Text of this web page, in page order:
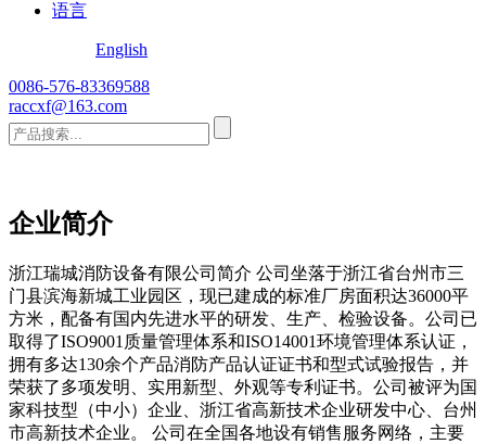
语言
English
0086-576-83369588
raccxf@163.com
企业简介
浙江瑞城消防设备有限公司简介 公司坐落于浙江省台州市三
门县滨海新城工业园区，现已建成的标准厂房面积达36000平
方米，配备有国内先进水平的研发、生产、检验设备。公司已
取得了ISO9001质量管理体系和ISO14001环境管理体系认证，
拥有多达130余个产品消防产品认证证书和型式试验报告，并
荣获了多项发明、实用新型、外观等专利证书。公司被评为国
家科技型（中小）企业、浙江省高新技术企业研发中心、台州
市高新技术企业。 公司在全国各地设有销售服务网络，主要